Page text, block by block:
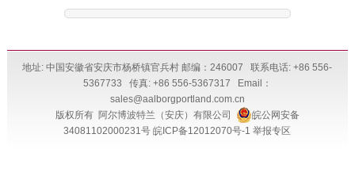
地址: 中国安徽省安庆市杨桥镇官兵村 邮编：246007 联系电话: +86 556-
5367733 传真: +86 556-5367317 Email：
sales@aalborgportland.com.cn
版权所有 阿尔博波特兰（安庆）有限公司
皖公网安备
34081102000231号 皖ICP备12012070号-1 举报专区